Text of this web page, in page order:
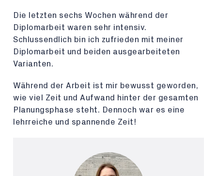
Die letzten sechs Wochen während der
Diplomarbeit waren sehr intensiv.
Schlussendlich bin ich zufrieden mit meiner
Diplomarbeit und beiden ausgearbeiteten
Varianten.
Während der Arbeit ist mir bewusst geworden,
wie viel Zeit und Aufwand hinter der gesamten
Planungsphase steht. Dennoch war es eine
lehrreiche und spannende Zeit!